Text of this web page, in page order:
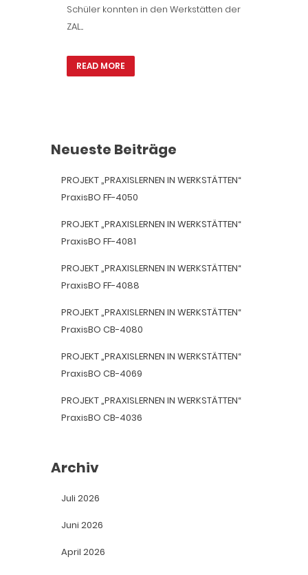
Schüler konnten in den Werkstätten der
ZAL...
READ MORE
Neueste Beiträge
PROJEKT „PRAXISLERNEN IN WERKSTÄTTEN“
PraxisBO FF-4050
PROJEKT „PRAXISLERNEN IN WERKSTÄTTEN“
PraxisBO FF-4081
PROJEKT „PRAXISLERNEN IN WERKSTÄTTEN“
PraxisBO FF-4088
PROJEKT „PRAXISLERNEN IN WERKSTÄTTEN“
PraxisBO CB-4080
PROJEKT „PRAXISLERNEN IN WERKSTÄTTEN“
PraxisBO CB-4069
PROJEKT „PRAXISLERNEN IN WERKSTÄTTEN“
PraxisBO CB-4036
Archiv
Juli 2026
Juni 2026
April 2026